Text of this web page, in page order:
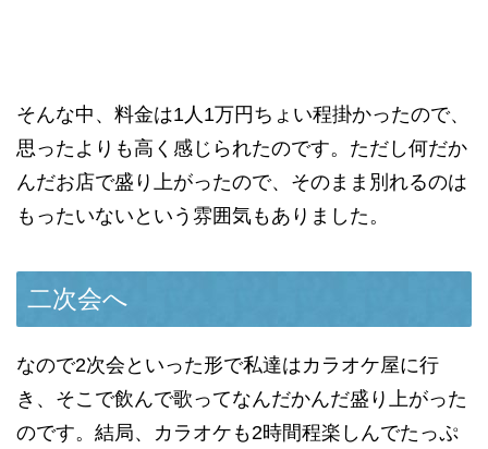
そんな中、料金は1人1万円ちょい程掛かったので、
思ったよりも高く感じられたのです。ただし何だか
んだお店で盛り上がったので、そのまま別れるのは
もったいないという雰囲気もありました。
二次会へ
なので2次会といった形で私達はカラオケ屋に行
き、そこで飲んで歌ってなんだかんだ盛り上がった
のです。結局、カラオケも2時間程楽しんでたっぷ